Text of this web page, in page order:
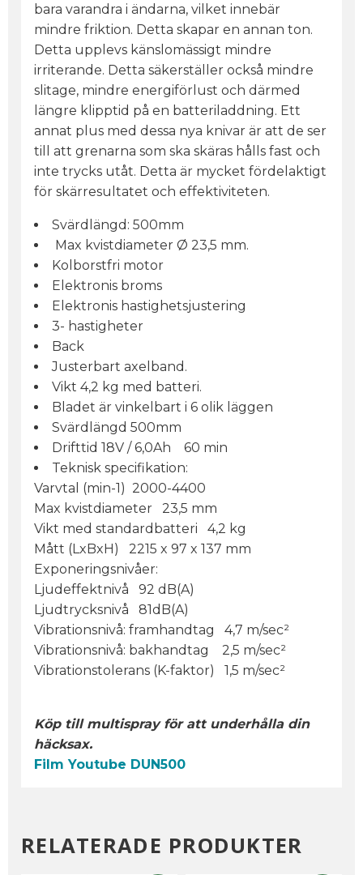
bara varandra i ändarna, vilket innebär
mindre friktion. Detta skapar en annan ton.
Detta upplevs känslomässigt mindre
irriterande. Detta säkerställer också mindre
slitage, mindre energiförlust och därmed
längre klipptid på en batteriladdning. Ett
annat plus med dessa nya knivar är att de ser
till att grenarna som ska skäras hålls fast och
inte trycks utåt. Detta är mycket fördelaktigt
för skärresultatet och effektiviteten.
Svärdlängd: 500mm
Max kvistdiameter Ø 23,5 mm.
Kolborstfri motor
Elektronis broms
Elektronis hastighetsjustering
3- hastigheter
Back
Justerbart axelband.
Vikt 4,2 kg med batteri.
Bladet är vinkelbart i 6 olik läggen
Svärdlängd 500mm
Drifttid 18V / 6,0Ah 60 min
Teknisk specifikation:
Varvtal (min-1) 2000-4400
Max kvistdiameter 23,5 mm
Vikt med standardbatteri 4,2 kg
Mått (LxBxH) 2215 x 97 x 137 mm
Exponeringsnivåer:
Ljudeffektnivå 92 dB(A)
Ljudtrycksnivå 81dB(A)
Vibrationsnivå: framhandtag 4,7 m/sec²
Vibrationsnivå: bakhandtag 2,5 m/sec²
Vibrationstolerans (K-faktor) 1,5 m/sec²
Köp till multispray för att underhålla din
häcksax.
Film Youtube DUN500
RELATERADE PRODUKTER